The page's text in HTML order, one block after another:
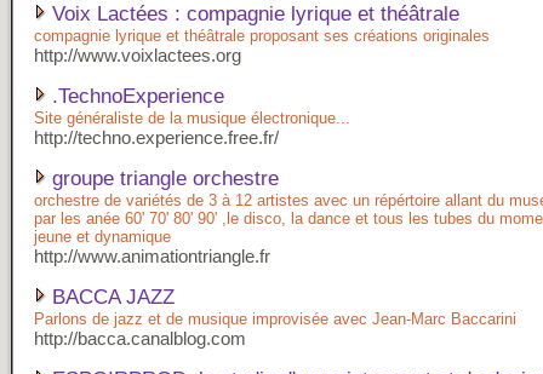
Voix Lactées : compagnie lyrique et théâtrale
compagnie lyrique et théâtrale proposant ses créations originales
http://www.voixlactees.org
.TechnoExperience
Site généraliste de la musique électronique...
http://techno.experience.free.fr/
groupe triangle orchestre
orchestre de variétés de 3 à 12 artistes avec un répértoire allant du
par les anée 60' 70' 80' 90' ,le disco, la dance et tous les tubes du
jeune et dynamique
http://www.animationtriangle.fr
BACCA JAZZ
Parlons de jazz et de musique improvisée avec Jean-Marc Baccarini
http://bacca.canalblog.com